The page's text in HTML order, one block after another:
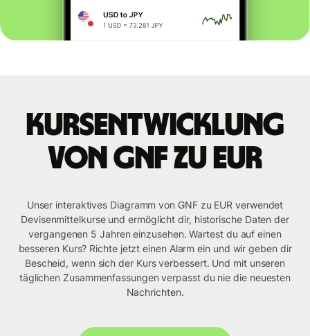
Kursentwicklung
von GNF zu EUR
Unser interaktives Diagramm von GNF zu EUR verwendet
Devisenmittelkurse und ermöglicht dir, historische Daten der
vergangenen 5 Jahren einzusehen. Wartest du auf einen
besseren Kurs? Richte jetzt einen Alarm ein und wir geben dir
Bescheid, wenn sich der Kurs verbessert. Und mit unseren
täglichen Zusammenfassungen verpasst du nie die neuesten
Nachrichten.